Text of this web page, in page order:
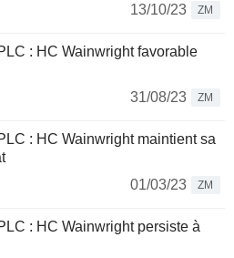
13/10/23
ZM
: HC Wainwright favorable
31/08/23
ZM
: HC Wainwright maintient sa
01/03/23
ZM
: HC Wainwright persiste à